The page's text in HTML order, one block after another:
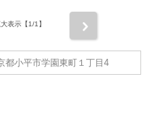
表示【1/1】
都小平市学園東町１丁目4